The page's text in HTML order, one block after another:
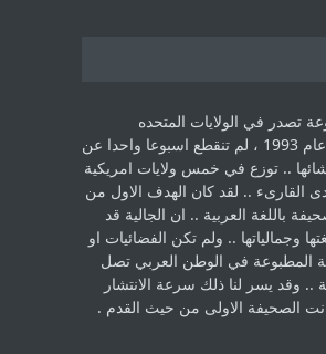
تصدر في الولايات المتحده
الامريكية منذ عام 1993 ، لم ‏تنقطع اسبوعا واحدا عن
.. توزع في خمس ولايات امريكية
القارىء ..‏ لقد كان الهدف الاول من
باللغة العربية .. ان الجالية قد
وجمالياتها .. ولم تكن الفضائيات او
المطبوعة في الوطن ‏العربي تصل
.. وقد يسر لنا ذلك سرعة الانتشار
‏الصحيفة الاولى من حيث القدم .